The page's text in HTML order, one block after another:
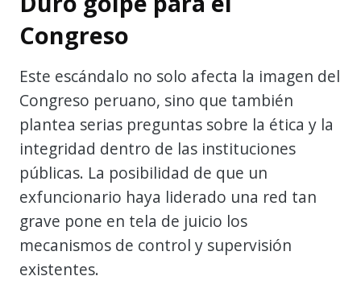
Congreso
Este escándalo no solo afecta la imagen del
Congreso peruano, sino que también
plantea serias preguntas sobre la ética y la
integridad dentro de las instituciones
públicas. La posibilidad de que un
exfuncionario haya liderado una red tan
grave pone en tela de juicio los
mecanismos de control y supervisión
existentes.